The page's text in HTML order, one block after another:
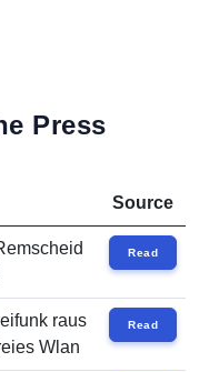
Press
Source
Read
raus
Wlan
Read